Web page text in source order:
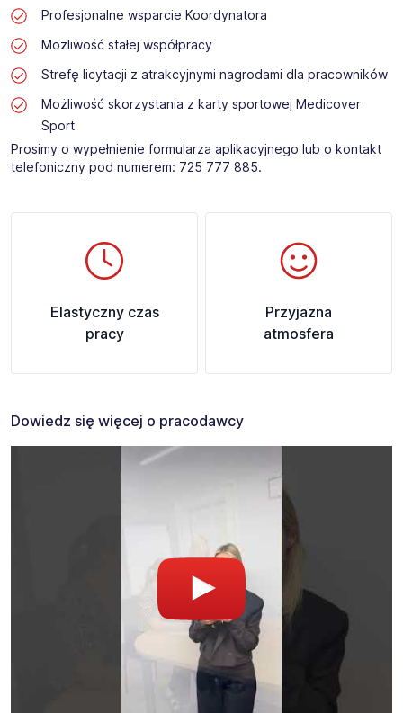
Profesjonalne wsparcie Koordynatora
Możliwość stałej współpracy
Strefę licytacji z atrakcyjnymi nagrodami dla pracowników
Możliwość skorzystania z karty sportowej Medicover
Sport
Prosimy o wypełnienie formularza aplikacyjnego lub o kontakt
telefoniczny pod numerem: 725 777 885.​
Elastyczny czas
pracy
Przyjazna
atmosfera
Dowiedz się więcej o pracodawcy